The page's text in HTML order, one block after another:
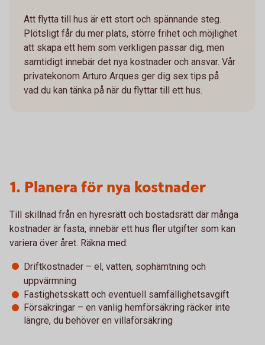
Att flytta till hus är ett stort och spännande steg.
Plötsligt får du mer plats, större frihet och möjlighet
att skapa ett hem som verkligen passar dig, men
samtidigt innebär det nya kostnader och ansvar. Vår
privatekonom Arturo Arques ger dig sex tips på
vad du kan tänka på när du flyttar till ett hus.
1. Planera för nya kostnader
Till skillnad från en hyresrätt och bostadsrätt där många
kostnader är fasta, innebär ett hus fler utgifter som kan
variera över året. Räkna med:
Driftkostnader – el, vatten, sophämtning och
uppvärmning
Fastighetsskatt och eventuell samfällighetsavgift
Försäkringar – en vanlig hemförsäkring räcker inte
längre, du behöver en villaförsäkring